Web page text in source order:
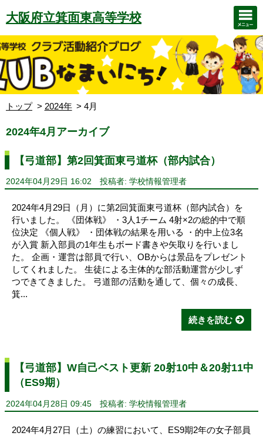
大阪府立箕面東高等学校
トップ 2024年 4月
2024年4月アーカイブ
【弓道部】第2回箕面東弓道杯（部内試合）
2024年04月29日 16:02 投稿者: 学校情報管理者
2024年4月29日（月）に第2回箕面東弓道杯（部内試合）を
行いました。 《団体戦》 ・3人1チーム 4射×2の総的中で順
位決定 《個人戦》 ・団体戦の結果を用いる ・的中上位3名
が入賞 新入部員の1年生もボード書きや矢取りを行いまし
た。 企画・運営は部員で行い、OBからは景品をプレゼント
してくれました。 生徒による主体的な部活動運営が少しず
つできてきました。 弓道部の活動を通して、個々の成長、
箕...
続きを読む
【弓道部】W自己ベスト更新 20射10中＆20射11中
（ES9期）
2024年04月28日 09:45 投稿者: 学校情報管理者
2024年4月27日（土）の練習において、ES9期2年の女子部員